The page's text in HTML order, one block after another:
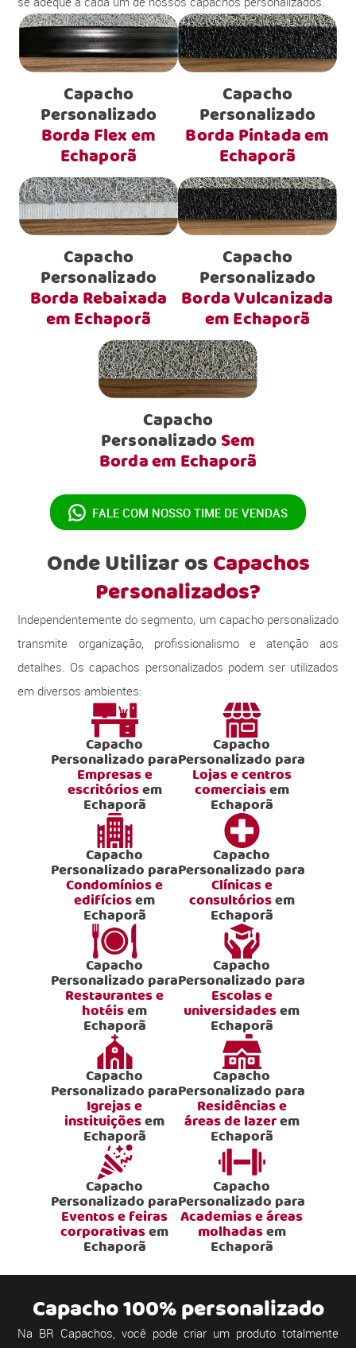
Capacho
Personalizado
Borda Flex em
Echaporã
Capacho
Personalizado
Borda Pintada em
Echaporã
Capacho
Personalizado
Borda Rebaixada
em Echaporã
Capacho
Personalizado
Borda Vulcanizada
em Echaporã
Capacho
PersonalizadoSem
Borda em Echaporã
FALE COM NOSSO TIME DE VENDAS
Onde Utilizar osCapachos
Personalizados?
Independentemente do segmento, um capacho personalizado
transmite organização, profissionalismo e atenção aos
detalhes. Os capachos personalizados podem ser utilizados
em diversos ambientes:
Capacho
Personalizado para
Empresas e
escritóriosem
Echaporã
Capacho
Personalizado para
Lojas e centros
comerciaisem
Echaporã
Capacho
Personalizado para
Condomínios e
edifíciosem
Echaporã
Capacho
Personalizado para
Clínicas e
consultóriosem
Echaporã
Capacho
Personalizado para
Restaurantes e
hotéisem
Echaporã
Capacho
Personalizado para
Escolas e
universidadesem
Echaporã
Capacho
Personalizado para
Igrejas e
instituiçõesem
Echaporã
Capacho
Personalizado para
Residências e
áreas de lazerem
Echaporã
Capacho
Personalizado para
Eventos e feiras
corporativasem
Echaporã
Capacho
Personalizado para
Academias e áreas
molhadasem
Echaporã
Capacho 100% personalizado
Na BR Capachos, você pode criar um produto totalmente